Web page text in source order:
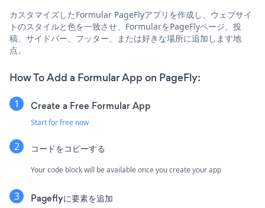
カスタマイズしたFormular PageFlyアプリを作成し、ウェブサイ
トのスタイルと色を一致させ、FormularをPageFlyページ、投
稿、サイドバー、フッター、または好きな場所に追加します地
点。
How To Add a Formular App on PageFly:
Create a Free Formular App
Start for free now
コードをコピーする
Your code block will be available once you create your app
Pageflyに要素を追加